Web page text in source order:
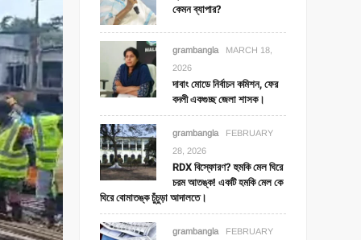
কেমন ব্যাপার?
grambangla
MARCH 18,
2026
দাবাং মোডে নির্বাচন কমিশন, ফের
বদলী একগুচ্ছ জেলা শাসক।
grambangla
FEBRUARY
28, 2026
RDX বিস্ফোরণ? হুমকি মেল ঘিরে
চরম আতঙ্ক! একটি হমকি মেল কে
ঘিরে বোমাতঙ্ক চুঁচুড়া আদালতে।
grambangla
FEBRUARY